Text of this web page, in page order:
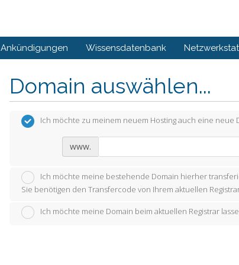
Ankündigungen Wissensdatenbank
Domain auswählen...
Ich möchte zu meinem neuem Hosting auch eine neue
www.
Ich möchte meine bestehende Domain hierher
Sie benötigen den Transfercode von Ihrem aktuellen
Ich möchte meine Domain beim aktuellen Registrar